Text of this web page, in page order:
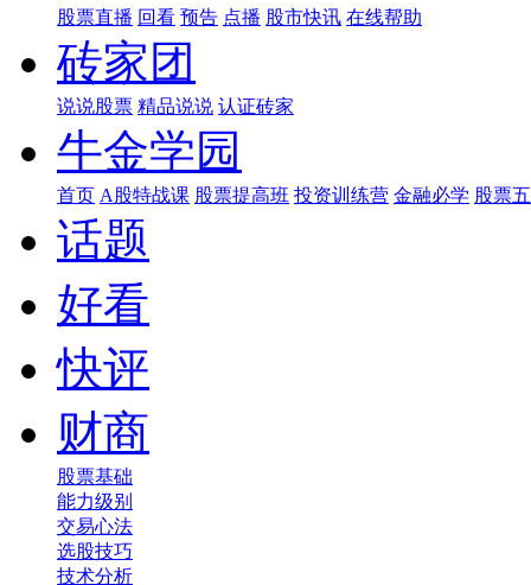
股票直播 回看 预告 点播 股市快讯 在线帮助
砖家团
说说股票 精品说说 认证砖家
牛金学园
首页 A股特战课 股票提高班 投资训练营 金融必学 股票
话题
好看
快评
财商
股票基础
能力级别
交易心法
选股技巧
技术分析